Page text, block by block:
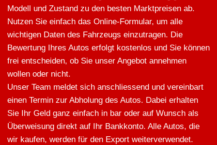
Modell und Zustand zu den besten Marktpreisen ab.
Nutzen Sie einfach das Online-Formular, um alle
wichtigen Daten des Fahrzeugs einzutragen. Die
Bewertung Ihres Autos erfolgt kostenlos und Sie können
frei entscheiden, ob Sie unser Angebot annehmen
wollen oder nicht.
Unser Team meldet sich anschliessend und vereinbart
einen Termin zur Abholung des Autos. Dabei erhalten
Sie Ihr Geld ganz einfach in bar oder auf Wunsch als
Überweisung direkt auf Ihr Bankkonto. Alle Autos, die
wir kaufen, werden für den Export weiterverwendet.